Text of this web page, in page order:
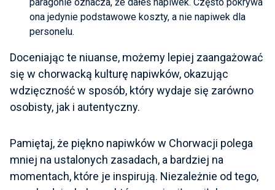
ona jedynie podstawowe koszty, a nie napiwek dla
personelu.
Doceniając te niuanse, możemy lepiej zaangażować
się w chorwacką kulturę napiwków, okazując
wdzięczność w sposób, który wydaje się zarówno
osobisty, jak i autentyczny.
Pamiętaj, że piękno napiwków w Chorwacji polega
mniej na ustalonych zasadach, a bardziej na
momentach, które je inspirują. Niezależnie od tego,